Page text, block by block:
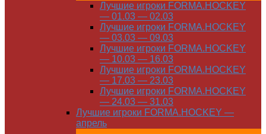
Лучшие игроки FORMA.HOCKEY
— 01.03 — 02.03
Лучшие игроки FORMA.HOCKEY
— 03.03 — 09.03
Лучшие игроки FORMA.HOCKEY
— 10.03 — 16.03
Лучшие игроки FORMA.HOCKEY
— 17.03 — 23.03
Лучшие игроки FORMA.HOCKEY
— 24.03 — 31.03
Лучшие игроки FORMA.HOCKEY —
апрель